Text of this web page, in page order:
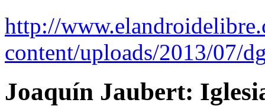
http://
content/uploads/2013/07/
Joaquín Jaubert: